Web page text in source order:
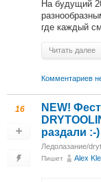
На будущий
где каждый
Читать далее
Комментариев
16
NEW!
раздали :-)
Ледолазание/
Пишет Alex